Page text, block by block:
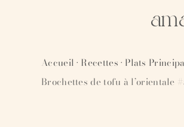
Accueil · Recettes · Plats
Brochettes de tofu à l’orientale